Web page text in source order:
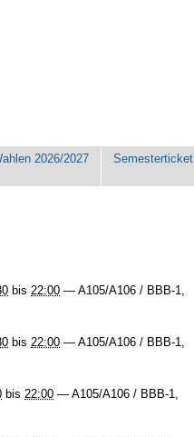
2026/2027 Semesterticket
bis22:00 —A105/A106 / BBB-1,
bis 22:00 —A105/A106 / BBB-1
bis 22:00 —A105/A106 / BBB-1